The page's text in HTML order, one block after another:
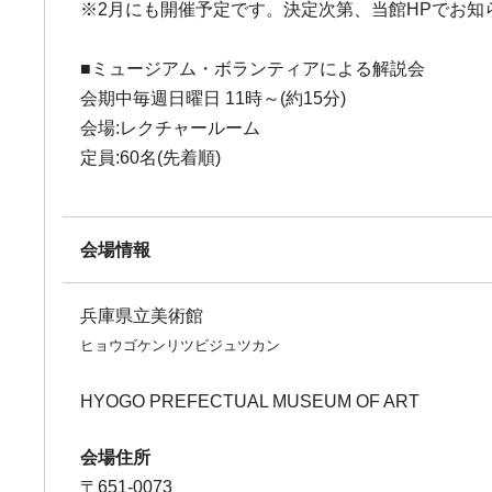
※2月にも開催予定です。決定次第、当館HPでお知
■ミュージアム・ボランティアによる解説会
会期中毎週日曜日 11時～(約15分)
会場:レクチャールーム
定員:60名(先着順)
会場情報
兵庫県立美術館
ヒョウゴケンリツビジュツカン
HYOGO PREFECTUAL MUSEUM OF ART
会場住所
〒651-0073